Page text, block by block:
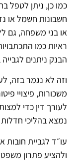
כמו כן, ניתן לטפל
חשבונות חשמל או
או בני משפחה, גם
ראיות כמו
הבנק ניתנים
וזה לא נגמר בזה,
משכורות, פיצויי
לעורך דין כדי
נמצא בהליכי
עו״ד לגביית
ולהציע פתרון